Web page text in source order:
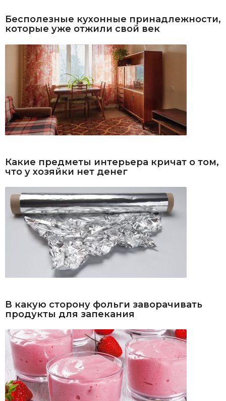
Бесполезные кухонные принадлежности,
которые уже отжили свой век
Какие предметы интерьера кричат о том,
что у хозяйки нет денег
В какую сторону фольги заворачивать
продукты для запекания